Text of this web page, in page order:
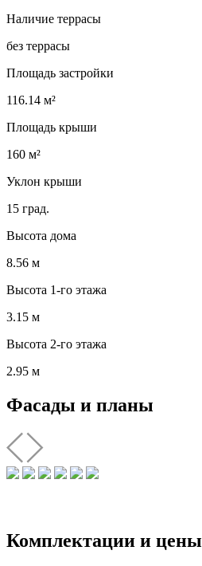
Наличие террасы
без террасы
Площадь застройки
116.14 м²
Площадь крыши
160 м²
Уклон крыши
15 град.
Высота дома
8.56 м
Высота 1-го этажа
3.15 м
Высота 2-го этажа
2.95 м
Фасады и планы
Комплектации и цены